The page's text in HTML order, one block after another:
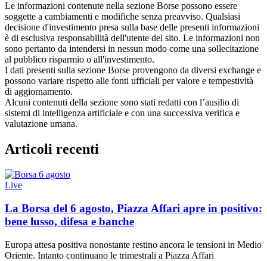
Le informazioni contenute nella sezione Borse possono essere
soggette a cambiamenti e modifiche senza preavviso. Qualsiasi
decisione d'investimento presa sulla base delle presenti informazioni
è di esclusiva responsabilità dell'utente del sito. Le informazioni non
sono pertanto da intendersi in nessun modo come una sollecitazione
al pubblico risparmio o all'investimento.
I dati presenti sulla sezione Borse provengono da diversi exchange e
possono variare rispetto alle fonti ufficiali per valore e tempestività
di aggiornamento.
Alcuni contenuti della sezione sono stati redatti con l’ausilio di
sistemi di intelligenza artificiale e con una successiva verifica e
valutazione umana.
Articoli recenti
Live
La Borsa del 6 agosto, Piazza Affari apre in positivo:
bene lusso, difesa e banche
Europa attesa positiva nonostante restino ancora le tensioni in Medio
Oriente. Intanto continuano le trimestrali a Piazza Affari